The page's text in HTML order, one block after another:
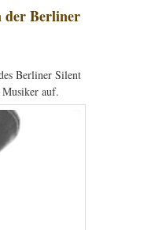
der Berliner
Berliner Silent
auf.